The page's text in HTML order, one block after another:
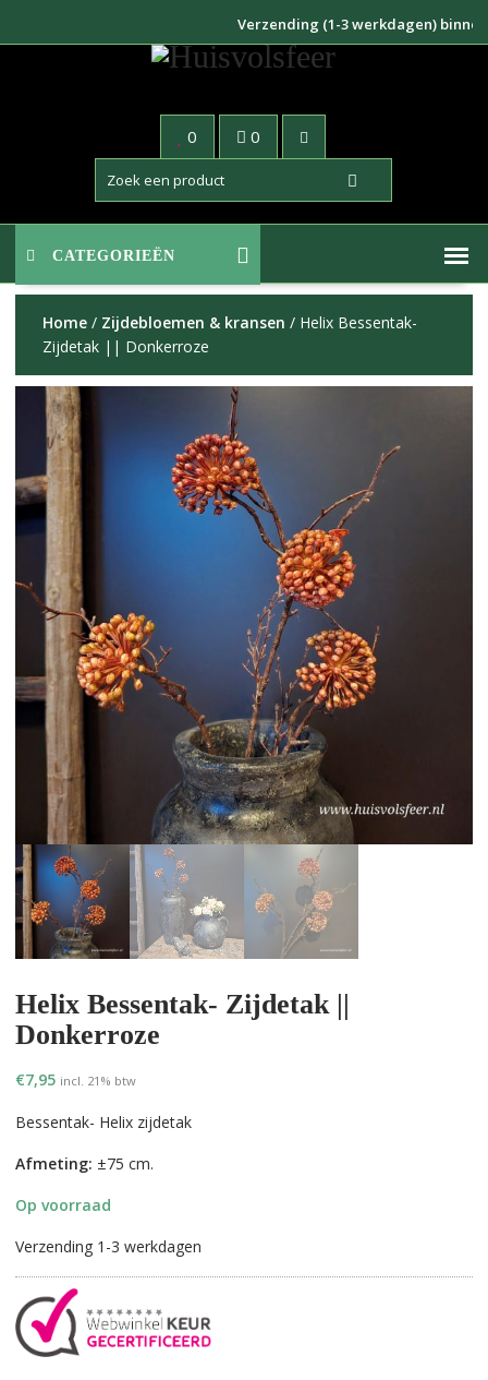
Verzending (1-3 werkdagen) binnen
0 0
CATEGORIEËN
Home/ Zijdebloemen & kransen / Helix Bessentak-
Zijdetak || Donkerroze
Helix Bessentak- Zijdetak ||
Donkerroze
€7,95 incl. 21% btw
Bessentak- Helix zijdetak
Afmeting: ±75 cm.
Op voorraad
Verzending 1-3 werkdagen